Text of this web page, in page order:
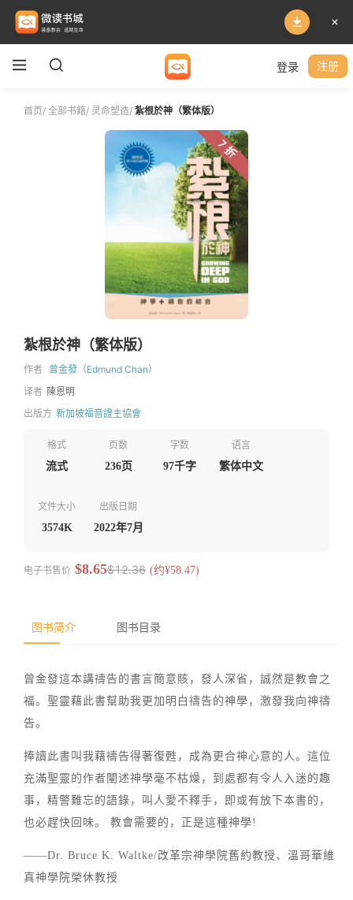
登录 注册
首页/ 全部书籍/ 灵命塑造/ 紮根於神（繁体版）
7 折
紮根於神（繁体版）
作者 曾金發（Edmund Chan）
译者 陳恩明
出版方 新加坡福音證主協會
格式
流式
页数
236页
字数
97千字
语言
繁体中文
文件大小
3574K
出版日期
2022年7月
电子书售价 $8.65$12.36 (约¥58.47)
图书简介 图书目录
曾金發這本講禱告的書言簡意賅，發人深省，誠然是教會之
福。聖靈藉此書幫助我更加明白禱告的神學，激發我向神禱
告。
捧讀此書叫我藉禱告得著復甦，成為更合神心意的人。這位
充滿聖靈的作者闡述神學毫不枯燥，到處都有令人入迷的趣
事，精警難忘的語錄，叫人愛不釋手，即或有放下本書的，
也必趕快回味。 教會需要的，正是這種神學!
——Dr. Bruce K. Waltke/改革宗神學院舊約教授、溫哥華維
真神學院榮休教授